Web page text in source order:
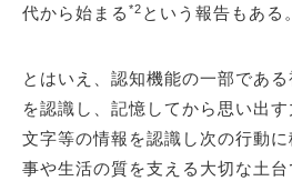
代から始まる *2 という報告もある。
とはいえ、認知機能の一部であ
を認識し、記憶してから思い出す
文字等の情報を認識し次の行動
事や生活の質を支える大切な土台